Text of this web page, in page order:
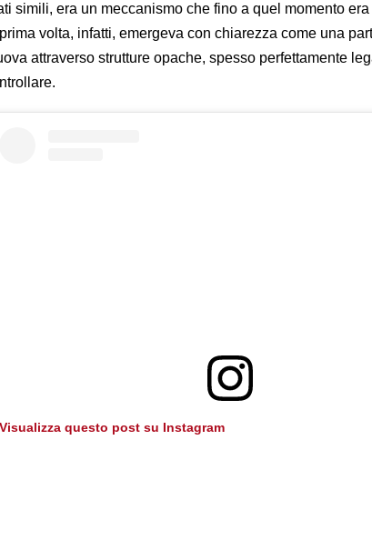
simili, era un meccanismo che fino a quel momento
volta, infatti, emergeva con chiarezza come una
attraverso strutture opache, spesso perfettamente
Visualizza questo post su Instagram